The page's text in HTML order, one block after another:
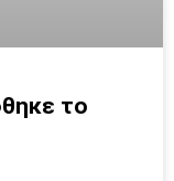
το